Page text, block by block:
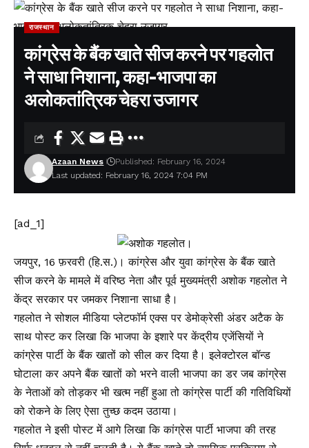
राजस्थान
कांग्रेस के बैंक खाते सीज करने पर गहलोत
ने साधा निशाना, कहा-भाजपा का
अलोकतांत्रिक चेहरा उजागर
Last updated: February 16, 2024 7:04 PM
Azaan News Published: February 16, 2024
[ad_1]
जयपुर, 16 फ़रवरी (हि.स.)। कांग्रेस और युवा कांग्रेस के बैंक खाते
सीज करने के मामले में वरिष्ठ नेता और पूर्व मुख्यमंत्री अशोक गहलोत ने
केंद्र सरकार पर जमकर निशाना साधा है।
गहलोत ने सोशल मीडिया प्लेटफॉर्म एक्स पर डेमोक्रेसी अंडर अटैक के
साथ पोस्ट कर लिखा कि भाजपा के इशारे पर केंद्रीय एजेंसियों ने
कांग्रेस पार्टी के बैंक खातों को सील कर दिया है। इलेक्टोरल बॉन्ड
घोटाला कर अपने बैंक खातों को भरने वाली भाजपा का डर जब कांग्रेस
के नेताओं को तोड़कर भी खत्म नहीं हुआ तो कांग्रेस पार्टी की गतिविधियों
को रोकने के लिए ऐसा तुच्छ कदम उठाया।
गहलोत ने इसी पोस्ट में आगे लिखा कि कांग्रेस पार्टी भाजपा की तरह